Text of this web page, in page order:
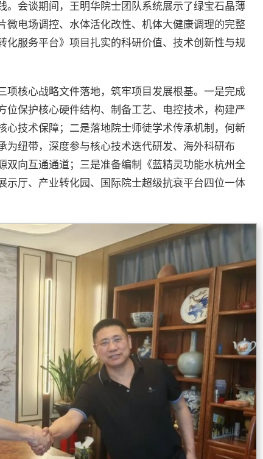
。会谈期间，王明华院士团队系统展示了绿宝石晶薄
微电场调控、水体活化改性、机体大健康调理的完整
化服务平台》项目扎实的科研价值、技术创新性与规
项核心战略文件落地，筑牢项目发展根基。一是完成
位保护核心硬件结构、制备工艺、电控技术，构建严
心技术保障；二是落地院士师徒学术传承机制，何新
为纽带，深度参与核心技术迭代研发、海外科研布
双向互通通道；三是准备编制《蓝精灵功能水杭州全
示厅、产业转化园、国际院士超级抗衰平台四位一体